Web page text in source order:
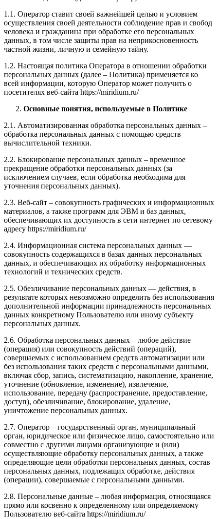
1.1. Оператор ставит своей важнейшей целью и условием
осуществления своей деятельности соблюдение прав и свобод
человека и гражданина при обработке его персональных
данных, в том числе защиты прав на неприкосновенность
частной жизни, личную и семейную тайну.
1.2. Настоящая политика Оператора в отношении обработки
персональных данных (далее – Политика) применяется ко
всей информации, которую Оператор может получить о
посетителях веб-сайта https://miridium.ru/
Основные понятия, используемые в Политике
2.1. Автоматизированная обработка персональных данных –
обработка персональных данных с помощью средств
вычислительной техники.
2.2. Блокирование персональных данных – временное
прекращение обработки персональных данных (за
исключением случаев, если обработка необходима для
уточнения персональных данных).
2.3. Веб-сайт – совокупность графических и информационных
материалов, а также программ для ЭВМ и баз данных,
обеспечивающих их доступность в сети интернет по сетевому
адресу https://miridium.ru/
2.4. Информационная система персональных данных —
совокупность содержащихся в базах данных персональных
данных, и обеспечивающих их обработку информационных
технологий и технических средств.
2.5. Обезличивание персональных данных — действия, в
результате которых невозможно определить без использования
дополнительной информации принадлежность персональных
данных конкретному Пользователю или иному субъекту
персональных данных.
2.6. Обработка персональных данных – любое действие
(операция) или совокупность действий (операций),
совершаемых с использованием средств автоматизации или
без использования таких средств с персональными данными,
включая сбор, запись, систематизацию, накопление, хранение,
уточнение (обновление, изменение), извлечение,
использование, передачу (распространение, предоставление,
доступ), обезличивание, блокирование, удаление,
уничтожение персональных данных.
2.7. Оператор – государственный орган, муниципальный
орган, юридическое или физическое лицо, самостоятельно или
совместно с другими лицами организующие и (или)
осуществляющие обработку персональных данных, а также
определяющие цели обработки персональных данных, состав
персональных данных, подлежащих обработке, действия
(операции), совершаемые с персональными данными.
2.8. Персональные данные – любая информация, относящаяся
прямо или косвенно к определенному или определяемому
Пользователю веб-сайта https://miridium.ru/